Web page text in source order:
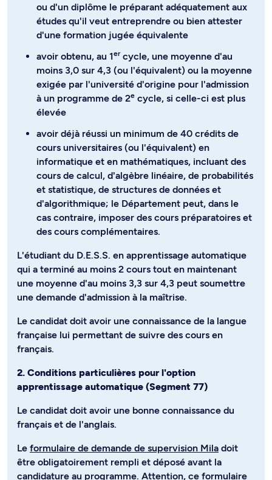
ou d'un diplôme le préparant adéquatement aux
études qu'il veut entreprendre ou bien attester
d'une formation jugée équivalente
avoir obtenu, au 1ercycle, une moyenne d'au
moins 3,0 sur 4,3 (ou l'équivalent) ou la moyenne
exigée par l'université d'origine pour l'admission
à un programme de 2e cycle, si celle-ci est plus
élevée
avoir déjà réussi un minimum de 40 crédits de
cours universitaires (ou l'équivalent) en
informatique et en mathématiques, incluant des
cours de calcul, d'algèbre linéaire, de probabilités
et statistique, de structures de données et
d'algorithmique; le Département peut, dans le
cas contraire, imposer des cours préparatoires et
des cours complémentaires.
L'étudiant du D.E.S.S. en apprentissage automatique
qui a terminé au moins 2 cours tout en maintenant
une moyenne d'au moins 3,3 sur 4,3 peut soumettre
une demande d'admission à la maîtrise.
Le candidat doit avoir une connaissance de la langue
française lui permettant de suivre des cours en
français.
2. Conditions particulières pour l'option
apprentissage automatique (Segment 77)
Le candidat doit avoir une bonne connaissance du
français et de l'anglais.
Le formulaire de demande de supervision Mila doit
être obligatoirement rempli et déposé avant la
candidature au programme. Attention, ce formulaire